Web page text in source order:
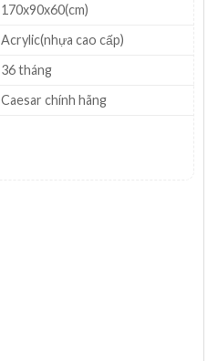
170x90x60(cm)
Acrylic(nhựa cao cấp)
36 tháng
Caesar chính hãng